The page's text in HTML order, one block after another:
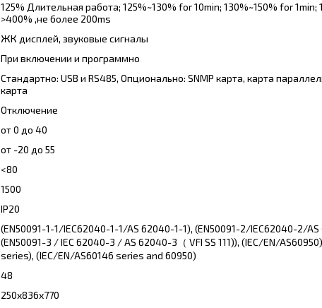
125% Длительная работа; 125%~130% for 10min; 130%~150% for 1min;
>400% ,не более 200ms
ЖК дисплей, звуковые сигналы
При включении и программно
Стандартно: USB и RS485, Опционально: SNMP карта, карта
карта
Отключение
от 0 до 40
от -20 до 55
<80
1500
IP20
(EN50091-1-1/IEC62040-1-1/AS 62040-1-1), (EN50091-2/IEC62040-2/
(EN50091-3 / IEC 62040-3 / AS 62040-3（ VFI SS 111)), (IEC/EN/
series), (IEC/EN/AS60146 series and 60950)
48
250х836х770